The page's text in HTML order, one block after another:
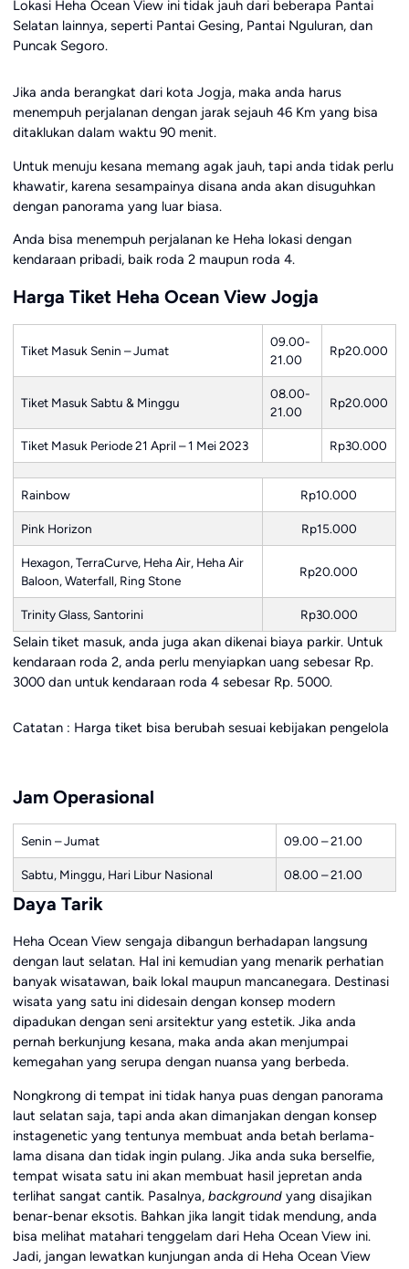
Lokasi Heha Ocean View ini tidak jauh dari beberapa Pantai
Selatan lainnya, seperti Pantai Gesing, Pantai Nguluran, dan
Puncak Segoro.
Jika anda berangkat dari kota Jogja, maka anda harus
menempuh perjalanan dengan jarak sejauh 46 Km yang bisa
ditaklukan dalam waktu 90 menit.
Untuk menuju kesana memang agak jauh, tapi anda tidak perlu
khawatir, karena sesampainya disana anda akan disuguhkan
dengan panorama yang luar biasa.
Anda bisa menempuh perjalanan ke Heha lokasi dengan
kendaraan pribadi, baik roda 2 maupun roda 4.
Harga Tiket Heha Ocean View Jogja
Tiket Masuk Senin – Jumat
09.00-
21.00
Rp20.000
Tiket Masuk Sabtu & Minggu
08.00-
21.00
Rp20.000
Tiket Masuk Periode 21 April – 1 Mei 2023 Rp30.000
Rainbow Rp10.000
Pink Horizon Rp15.000
Hexagon, TerraCurve, Heha Air, Heha Air
Baloon, Waterfall, Ring Stone
Rp20.000
Trinity Glass, Santorini Rp30.000
Selain tiket masuk, anda juga akan dikenai biaya parkir. Untuk
kendaraan roda 2, anda perlu menyiapkan uang sebesar Rp.
3000 dan untuk kendaraan roda 4 sebesar Rp. 5000.
Catatan : Harga tiket bisa berubah sesuai kebijakan pengelola
Jam Operasional
Senin – Jumat 09.00 – 21.00
Sabtu, Minggu, Hari Libur Nasional 08.00 – 21.00
Daya Tarik
Heha Ocean View sengaja dibangun berhadapan langsung
dengan laut selatan. Hal ini kemudian yang menarik perhatian
banyak wisatawan, baik lokal maupun mancanegara. Destinasi
wisata yang satu ini didesain dengan konsep modern
dipadukan dengan seni arsitektur yang estetik. Jika anda
pernah berkunjung kesana, maka anda akan menjumpai
kemegahan yang serupa dengan nuansa yang berbeda.
Nongkrong di tempat ini tidak hanya puas dengan panorama
laut selatan saja, tapi anda akan dimanjakan dengan konsep
instagenetic yang tentunya membuat anda betah berlama-
lama disana dan tidak ingin pulang. Jika anda suka berselfie,
tempat wisata satu ini akan membuat hasil jepretan anda
terlihat sangat cantik. Pasalnya, backgroundyang disajikan
benar-benar eksotis. Bahkan jika langit tidak mendung, anda
bisa melihat matahari tenggelam dari Heha Ocean View ini.
Jadi, jangan lewatkan kunjungan anda di Heha Ocean View